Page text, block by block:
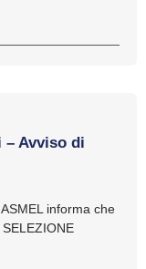
– Avviso di
informa che